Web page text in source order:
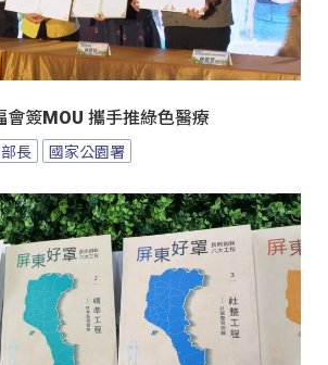
會簽MOU 攜手推綠色醫療
長 國家公園署